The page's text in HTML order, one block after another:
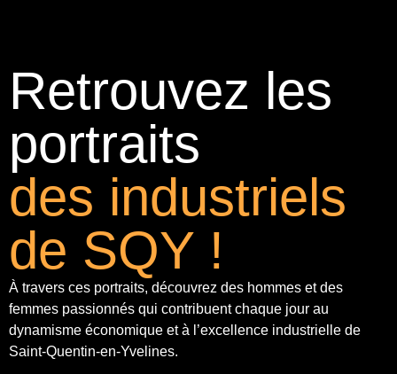
Retrouvez les
portraits
des industriels
de SQY !
À travers ces portraits, découvrez des hommes et des
femmes passionnés qui contribuent chaque jour au
dynamisme économique et à l’excellence industrielle de
Saint-Quentin-en-Yvelines.